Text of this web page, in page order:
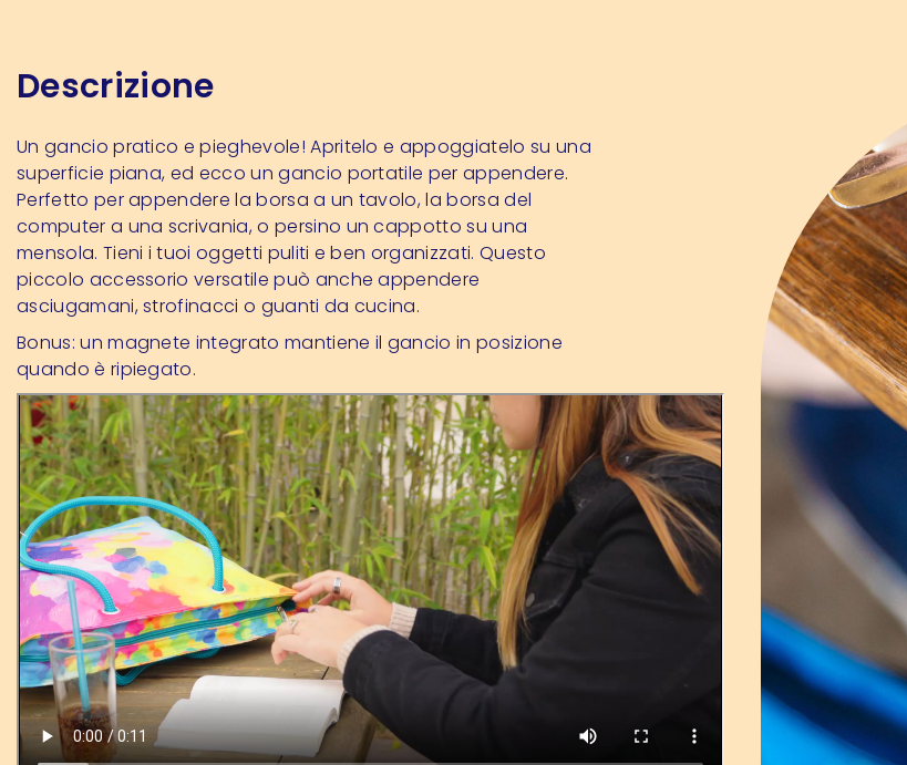
Descrizione
Un gancio pratico e pieghevole! Apritelo e appoggiatelo su una
superficie piana, ed ecco un gancio portatile per appendere.
Perfetto per appendere la borsa a un tavolo, la borsa del
computer a una scrivania, o persino un cappotto su una
mensola. Tieni i tuoi oggetti puliti e ben organizzati. Questo
piccolo accessorio versatile può anche appendere
asciugamani, strofinacci o guanti da cucina.
Bonus: un magnete integrato mantiene il gancio in posizione
quando è ripiegato.